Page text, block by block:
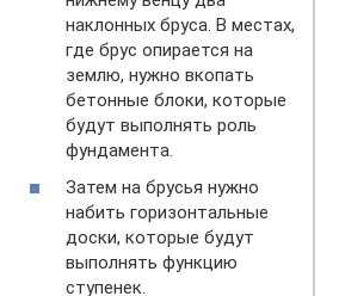
наклонных бруса. В местах,
где брус опирается на
землю, нужно вкопать
бетонные блоки, которые
будут выполнять роль
фундамента.
Затем на брусья нужно
набить горизонтальные
доски, которые будут
выполнять функцию
ступенек.